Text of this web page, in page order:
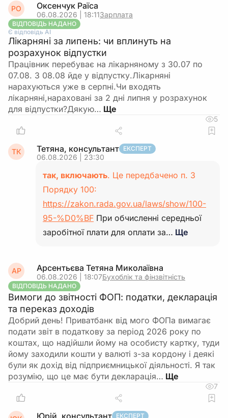
РО Оксенчук Раїса
06.08.2026 | 18:11Зарплата
ВІДПОВІДЬ НАДАНО
Є відповідь АІ
Лікарняні за липень: чи вплинуть на
розрахунок відпустки
Працівник перебуває на лікарняному з 30.07 по
07.08. З 08.08 йде у відпустку.Лікарняні
нарахуються уже в серпні.Чи входять
лікарняні,нараховані за 2 дні липня у розрахунок
для відпустки?Дякую…
5
ТК Тетяна, консультант ЕКСПЕРТ
06.08.2026 | 23:30
так, включають. Це передбачено п. 3
Порядку 100:
https://zakon.rada.gov.ua/laws/show/100-
95-%D0%BF При обчисленні середньої
заробітної плати для оплати за… Ще
АР Арсентьєва Тетяна Миколаївна
06.08.2026 | 18:07Бухоблік та фінзвітність
ВІДПОВІДЬ НАДАНО
Вимоги до звітності ФОП: податки, декларація
та переказ доходів
Добрий день! Приватбанк від мого ФОПа вимагає
подати звіт в податкову за період 2026 року по
коштах, що надійшли йому на особисту картку, туди
йому заходили кошти у валюті з-за кордону і деякі
були як дохід від підприємницької діяльності. Я так
розумію, що це має бути декларація…
7
Юрій, консультант ЕКСПЕРТ